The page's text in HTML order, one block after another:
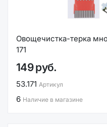
Овощечистка-терка
171
149 руб.
53.171 Артикул
6 Наличие в магазине